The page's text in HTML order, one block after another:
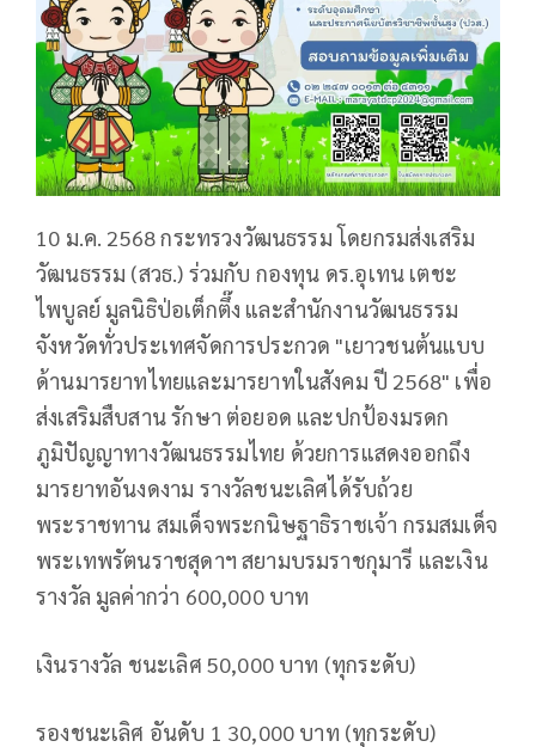
10 ม.ค. 2568 กระทรวงวัฒนธรรม โดยกรมส่งเสริม
วัฒนธรรม (สวธ.) ร่วมกับ กองทุน ดร.อุเทน เตชะ
ไพบูลย์ มูลนิธิป่อเต็กตึ๊ง และสำนักงานวัฒนธรรม
จังหวัดทั่วประเทศจัดการประกวด "เยาวชนต้นแบบ
ด้านมารยาทไทยและมารยาทในสังคม ปี 2568" เพื่อ
ส่งเสริมสืบสาน รักษา ต่อยอด และปกป้องมรดก
ภูมิปัญญาทางวัฒนธรรมไทย ด้วยการแสดงออกถึง
มารยาทอันงดงาม รางวัลชนะเลิศได้รับถ้วย
พระราชทาน สมเด็จพระกนิษฐาธิราชเจ้า กรมสมเด็จ
พระเทพรัตนราชสุดาฯ สยามบรมราชกุมารี และเงิน
รางวัล มูลค่ากว่า 600,000 บาท
เงินรางวัล ชนะเลิศ 50,000 บาท (ทุกระดับ)
รองชนะเลิศ อันดับ 1 30,000 บาท (ทุกระดับ)